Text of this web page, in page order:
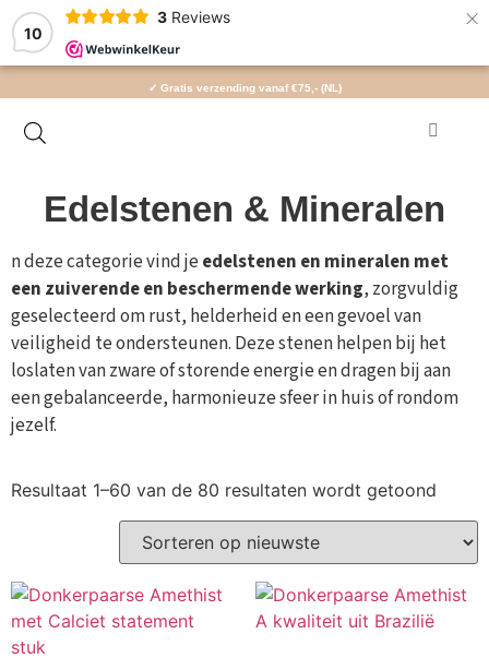
10
3 Reviews ×
✓ Gratis verzending vanaf €75,- (NL)
Edelstenen & Mineralen
n deze categorie vind je edelstenen en mineralen met
een zuiverende en beschermende werking, zorgvuldig
geselecteerd om rust, helderheid en een gevoel van
veiligheid te ondersteunen. Deze stenen helpen bij het
loslaten van zware of storende energie en dragen bij aan
een gebalanceerde, harmonieuze sfeer in huis of rondom
jezelf.
Resultaat 1–60 van de 80 resultaten wordt getoond